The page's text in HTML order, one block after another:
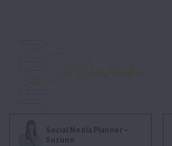
Social Media Planner –
Suzuno